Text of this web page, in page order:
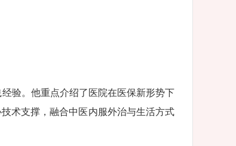
验。他重点介绍了医院在医保新形势下
术支撑，融合中医内服外治与生活方式